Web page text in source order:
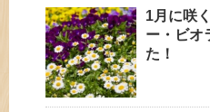
1月に咲
ー・ビオ
た！